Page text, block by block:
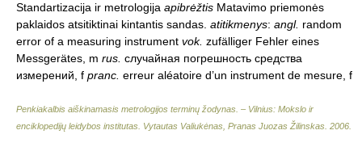
Standartizacija ir metrologija apibrėžtis Matavimo priemonės
paklaidos atsitiktinai kintantis sandas. atitikmenys: angl. random
error of a measuring instrument vok. zufälliger Fehler eines
Messgerätes, m rus. случайная погрешность средства
измерений, f pranc. erreur aléatoire d’un instrument de mesure, f
Penkiakalbis aiškinamasis metrologijos terminų žodynas. – Vilnius: Mokslo ir
enciklopedijų leidybos institutas Vytautas Valiukėnas, Pranas Juozas Žilinskas 2006